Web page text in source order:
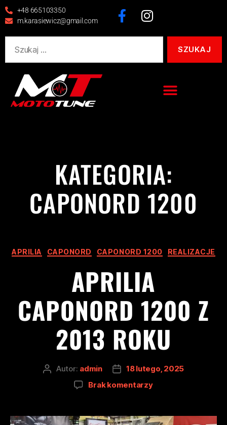
+48 665103350
m.karasiewicz@gmail.com
KATEGORIA:
CAPONORD 1200
APRILIA CAPONORD CAPONORD 1200 REALIZACJE
APRILIA
CAPONORD 1200 Z
2013 ROKU
Autor: admin
18 lutego, 2025
Brak komentarzy